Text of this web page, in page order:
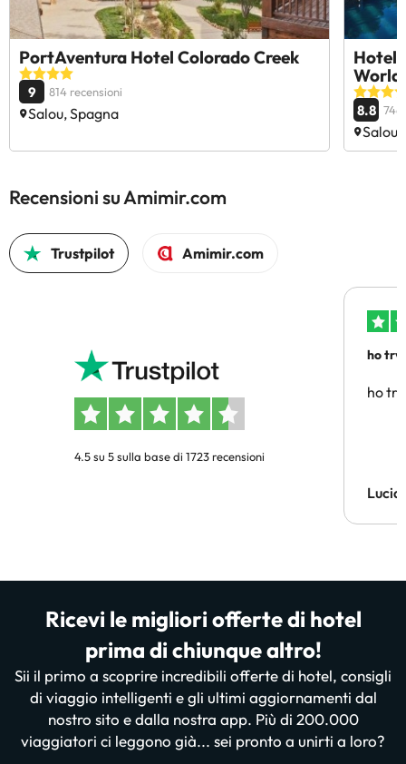
PortAventura Hotel Colorado Creek
9 814 recensioni
Salou, Spagna
Hotel
World
8.8 746
Salou,
Recensioni su Amimir.com
Trustpilot Amimir.com
4.5 su 5 sulla base di 1723 recensioni
ho
ho
Lucia
Ricevi le migliori offerte di hotel
prima di chiunque altro!
Sii il primo a scoprire incredibili offerte di hotel, consigli
di viaggio intelligenti e gli ultimi aggiornamenti dal
nostro sito e dalla nostra app. Più di 200.000
viaggiatori ci leggono già... sei pronto a unirti a loro?